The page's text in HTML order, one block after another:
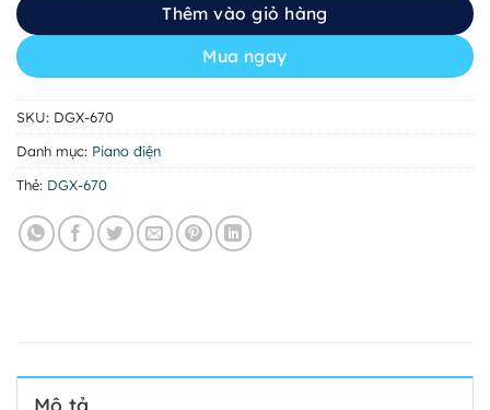
Thêm vào giỏ hàng
Mua ngay
SKU: DGX-670
Danh mục: Piano điện
Thẻ: DGX-670
Mô tả